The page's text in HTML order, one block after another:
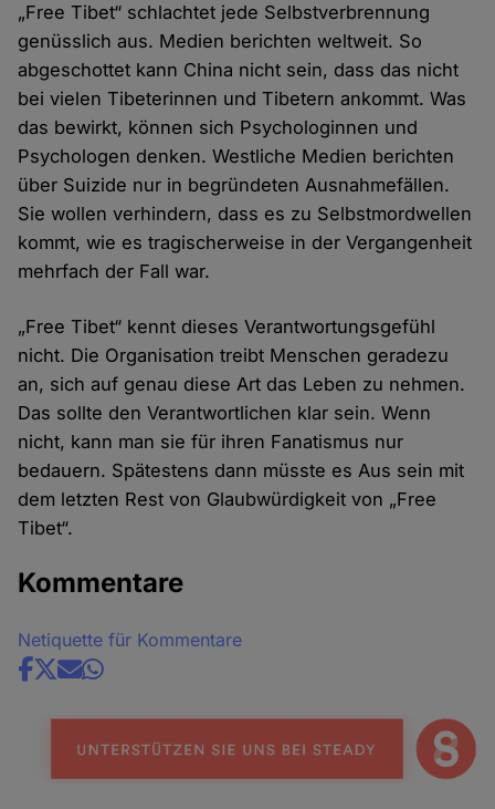
„Free Tibet“ schlachtet jede Selbstverbrennung
genüsslich aus. Medien berichten weltweit. So
abgeschottet kann China nicht sein, dass das nicht
bei vielen Tibeterinnen und Tibetern ankommt. Was
das bewirkt, können sich Psychologinnen und
Psychologen denken. Westliche Medien berichten
über Suizide nur in begründeten Ausnahmefällen.
Sie wollen verhindern, dass es zu Selbstmordwellen
kommt, wie es tragischerweise in der Vergangenheit
mehrfach der Fall war.
„Free Tibet“ kennt dieses Verantwortungsgefühl
nicht. Die Organisation treibt Menschen geradezu
an, sich auf genau diese Art das Leben zu nehmen.
Das sollte den Verantwortlichen klar sein. Wenn
nicht, kann man sie für ihren Fanatismus nur
bedauern. Spätestens dann müsste es Aus sein mit
dem letzten Rest von Glaubwürdigkeit von „Free
Tibet“.
Kommentare
Netiquette für Kommentare
Share
news